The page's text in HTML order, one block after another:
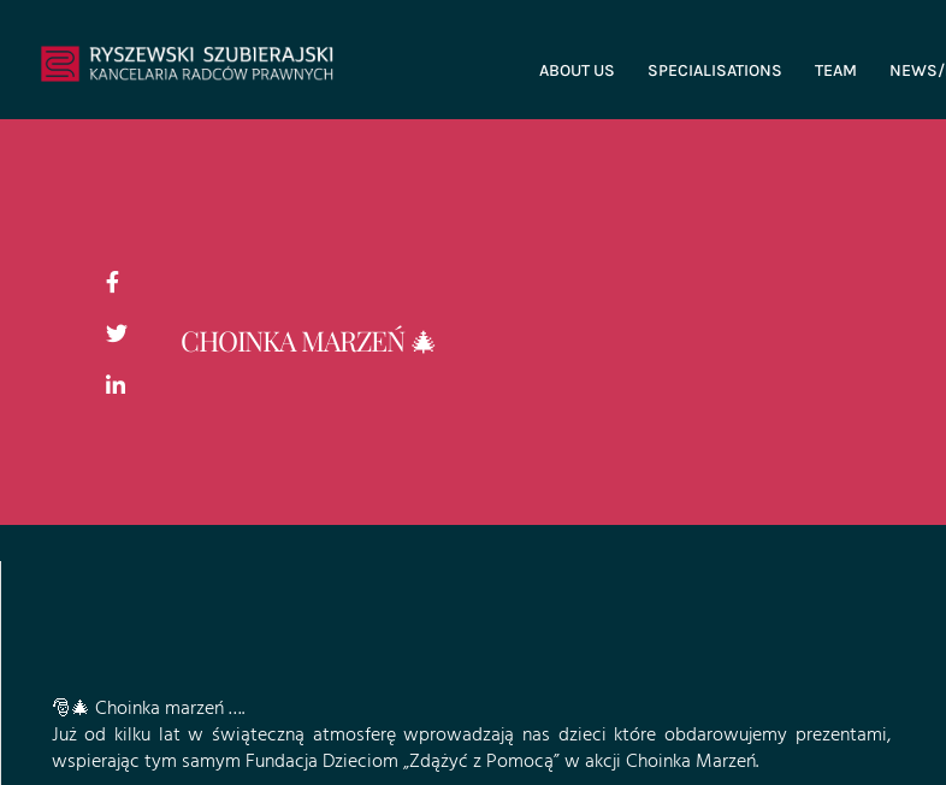
ABOUT US SPECIALISATIONS TEAM
CHOINKA MARZEŃ 🎄
🎅🎄 Choinka marzeń ….
Już od kilku lat w świąteczną atmosferę wprowadzają nas dzieci które obdarowujemy prezentami,
wspierając tym samym Fundacja Dzieciom „Zdążyć z Pomocą”​w akcji Choinka Marzeń.